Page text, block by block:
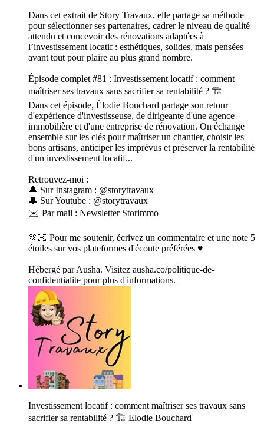
Dans cet extrait de Story Travaux, elle partage sa méthode
pour sélectionner ses partenaires, cadrer le niveau de qualité
attendu et concevoir des rénovations adaptées à
l’investissement locatif : esthétiques, solides, mais pensées
avant tout pour plaire au plus grand nombre.
Épisode complet #81 : Investissement locatif : comment
maîtriser ses travaux sans sacrifier sa rentabilité ? 🏗️
Dans cet épisode, Élodie Bouchard partage son retour
d'expérience d'investisseuse, de dirigeante d'une agence
immobilière et d'une entreprise de rénovation. On échange
ensemble sur les clés pour maîtriser un chantier, choisir les
bons artisans, anticiper les imprévus et préserver la rentabilité
d'un investissement locatif...
Retrouvez-moi :
🔔 Sur Instagram : @storytravaux
🔔 Sur Youtube : @storytravaux
✉️ Par mail : Newsletter Storimmo
🫶🏻 Pour me soutenir, écrivez un commentaire et une note 5
étoiles sur vos plateformes d'écoute préférées ♥️
Hébergé par Ausha. Visitez ausha.co/politique-de-
confidentialite pour plus d'informations.
Investissement locatif : comment maîtriser ses travaux sans
sacrifier sa rentabilité ? 🏗️ Elodie Bouchard